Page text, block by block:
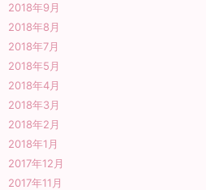
2018年9月
2018年8月
2018年7月
2018年5月
2018年4月
2018年3月
2018年2月
2018年1月
2017年12月
2017年11月